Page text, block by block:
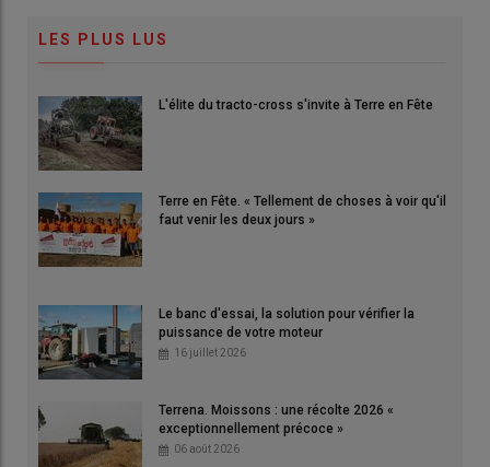
LES PLUS LUS
L'élite du tracto-cross s'invite à Terre en Fête
Terre en Fête. « Tellement de choses à voir qu'il
faut venir les deux jours »
Le banc d'essai, la solution pour vérifier la
puissance de votre moteur
16 juillet 2026
Terrena. Moissons : une récolte 2026 «
exceptionnellement précoce »
06 août 2026